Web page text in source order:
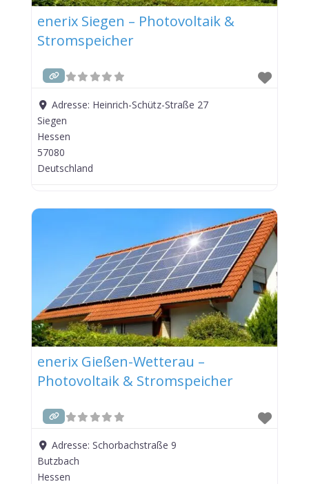
enerix Siegen – Photovoltaik &
Stromspeicher
Adresse: Heinrich-Schütz-Straße 27
Siegen
Hessen
57080
Deutschland
enerix Gießen-Wetterau –
Photovoltaik & Stromspeicher
Adresse:Schorbachstraße 9
Butzbach
Hessen